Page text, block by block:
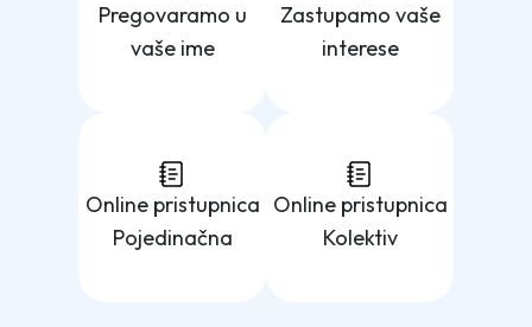
Pregovaramo u
vaše ime
Zastupamo vaše
interese
Online pristupnica
Pojedinačna
Online pristupnica
Kolektiv